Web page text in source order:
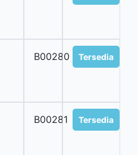
B00280 Tersedia
B00281 Tersedia